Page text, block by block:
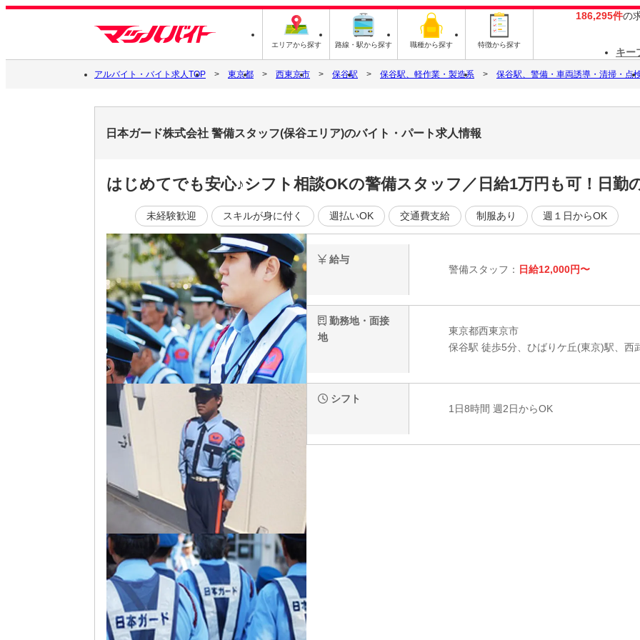
エリアから探す 路線・駅から探す 職種から探す 特徴から探す
186,295件の
キー
アルバイト・バイト求人TOP 東京都 西東京市 保谷駅 保谷駅、軽作業・製造系 保谷駅、警備・車両誘導・清掃・点
日本ガード株式会社 警備スタッフ(保谷エリア)のバイト・パート求人情報
はじめてでも安心♪シフト相談OKの警備スタッフ／日給1万円も可！日勤
未経験歓迎 スキルが身に付く 週払いOK 交通費支給 制服あり 週１日からOK
給与
警備スタッフ： 日給12,000円〜
勤務地・面接
地
東京都西東京市
保谷駅 徒歩5分、ひばりケ丘(東京)駅、西
シフト
1日8時間 週2日からOK